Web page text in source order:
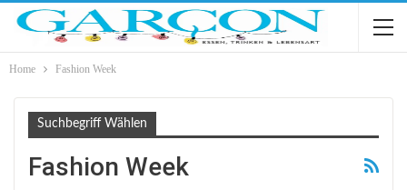
Home Fashion Week
Suchbegriff Wählen
Fashion Week